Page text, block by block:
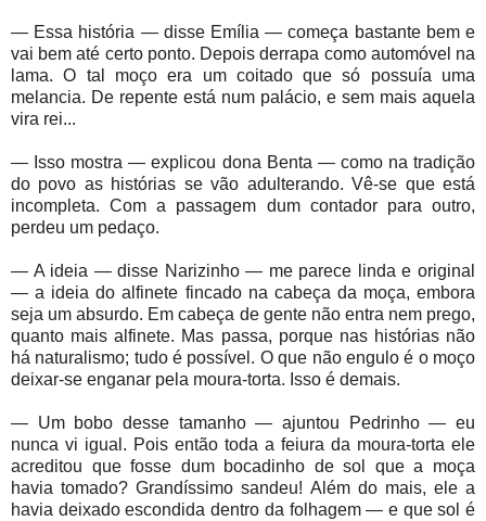
— Essa história — disse Emília — começa bastante bem e
vai bem até certo ponto. Depois derrapa como automóvel na
lama. O tal moço era um coitado que só possuía uma
melancia. De repente está num palácio, e sem mais aquela
vira rei...
— Isso mostra — explicou dona Benta — como na tradição
do povo as histórias se vão adulterando. Vê-se que está
incompleta. Com a passagem dum contador para outro,
perdeu um pedaço.
— A ideia — disse Narizinho — me parece linda e original
— a ideia do alfinete fincado na cabeça da moça, embora
seja um absurdo. Em cabeça de gente não entra nem prego,
quanto mais alfinete. Mas passa, porque nas histórias não
há naturalismo; tudo é possível. O que não engulo é o moço
deixar-se enganar pela moura-torta. Isso é demais.
— Um bobo desse tamanho — ajuntou Pedrinho — eu
nunca vi igual. Pois então toda a feiura da moura-torta ele
acreditou que fosse dum bocadinho de sol que a moça
havia tomado? Grandíssimo sandeu! Além do mais, ele a
havia deixado escondida dentro da folhagem — e que sol é